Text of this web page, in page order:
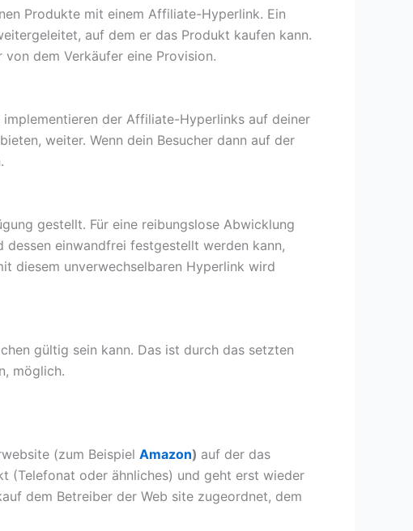
Produkte mit einem Affiliate-Hyperlink. Ein
auf dem er das Produkt kaufen kann.
dem Verkäufer eine Provision.
der Affiliate-Hyperlinks auf deiner
weiter. Wenn dein Besucher dann auf der
gestellt. Für eine reibungslose Abwicklung
einwandfrei festgestellt werden kann,
diesem unverwechselbaren Hyperlink wird
gültig sein kann. Das ist durch das setzten
möglich.
(zum Beispiel Amazon) auf der das
(Telefonat oder ähnliches) und geht erst wieder
dem Betreiber der Web site zugeordnet, dem